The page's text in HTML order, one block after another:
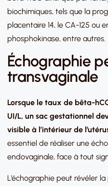
biochimiques, tels que la
placentaire 14, le CA-125 ou
phosphokinase, entre autres.
Échographie
transvaginale
Lorsque le taux de bêta-
UI/L, un sac gestationnel
visible à l’intérieur de
essentiel de réaliser une
endovaginale, face à tout
L’échographie peut révéler